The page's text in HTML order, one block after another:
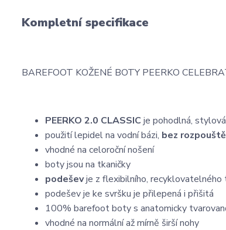
Kompletní specifikace
BAREFOOT KOŽENÉ BOTY PEERKO
PEERKO 2.0 CLASSIC je pohodlná,
použití lepidel na vodní bázi, bez
vhodné na celoroční nošení
boty jsou na tkaničky
podeševje z flexibilního, recyklovatelného
podešev je ke svršku je přilepená i přišitá
100% barefoot boty s anatomicky
vhodné na normální až mírně širší nohy